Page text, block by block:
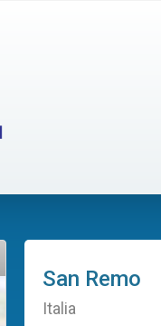
San Remo
Italia